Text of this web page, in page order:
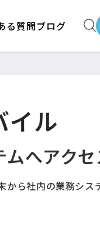
る質問ブログ
イル
へアクセ
から社内の業務シス